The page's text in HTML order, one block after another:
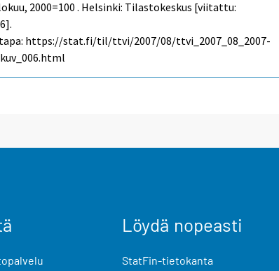
2000=100 . Helsinki: Tilastokeskus [viitattu:
https://stat.fi/til/ttvi/2007/08/ttvi_2007_08_2007-
Löydä nopeasti
StatFin-tietokanta